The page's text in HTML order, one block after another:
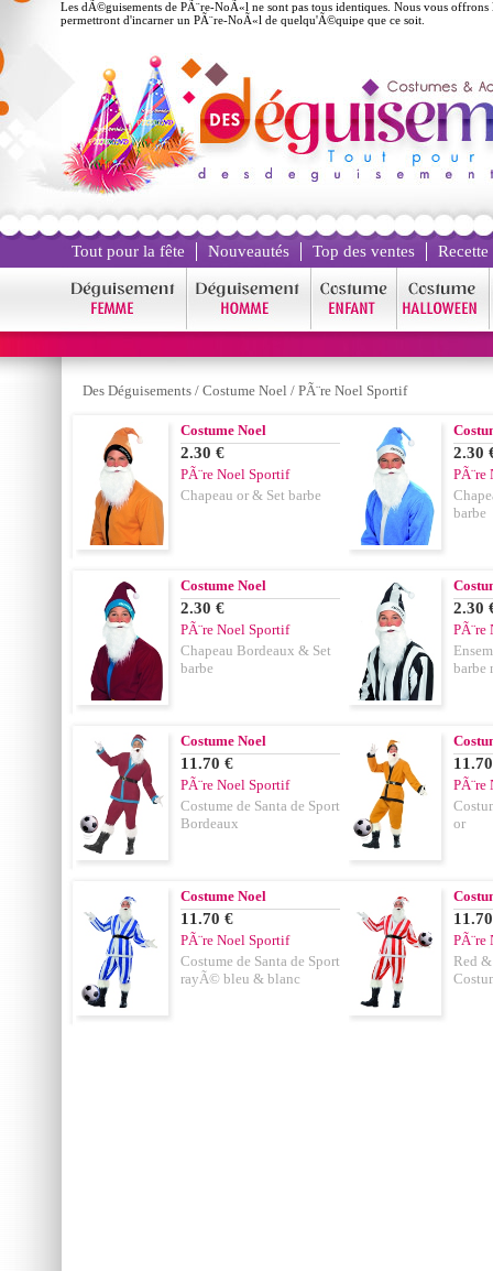
Les dÃ©guisements de PÃ¨re-NoÃ«l ne sont pas tous identiques. Nous vous
permettront d'incarner un PÃ¨re-NoÃ«l de quelqu'Ã©quipe que ce soit.
Tout pour la fête Nouveautés Top des ventes
Des Déguisements / Costume Noel / PÃ¨re Noel Sportif
Costume Noel
2.30 €
PÃ¨re Noel Sportif
Chapeau or & Set barbe
2.30
barbe
Costume Noel
2.30 €
PÃ¨re Noel Sportif
Chapeau Bordeaux & Set
barbe
2.30
barbe
Costume Noel
11.70 €
PÃ¨re Noel Sportif
Costume de Santa de Sport
Bordeaux
or
Costume Noel
11.70 €
PÃ¨re Noel Sportif
Costume de Santa de Sport
rayÃ© bleu & blanc
Red